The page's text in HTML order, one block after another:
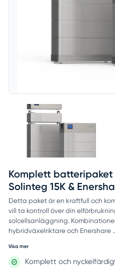
Komplett
Solinteg 15K &
Detta paket är en kraftfull och
vill ta kontroll över din
solcellsanläggning.
hybridväxelriktare och Enershare
Visa mer
Komplett och